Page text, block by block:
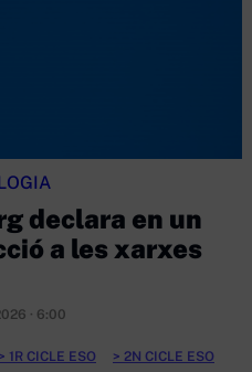
declara en un
a les xarxes
· 6:00
1R CICLE ESO
2N CICLE ESO